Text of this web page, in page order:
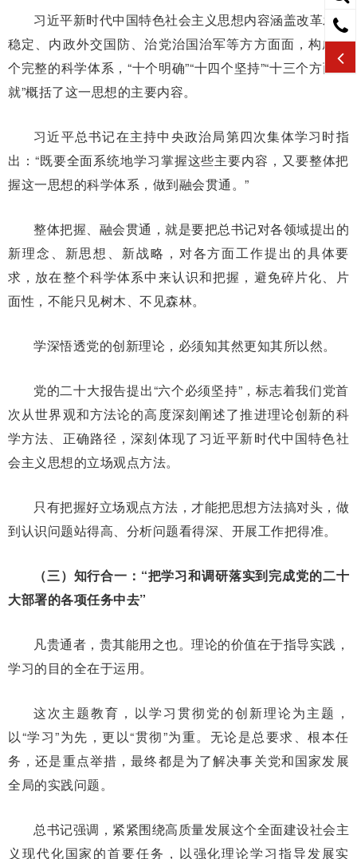
习近平新时代中国特色社会主义思想内容涵盖改革发展
稳定、内政外交国防、治党治国治军等方方面面，构成一
个完整的科学体系，“十个明确”“十四个坚持”“十三个方面成
就”概括了这一思想的主要内容。
习近平总书记在主持中央政治局第四次集体学习时指
出：“既要全面系统地学习掌握这些主要内容，又要整体把
握这一思想的科学体系，做到融会贯通。”
整体把握、融会贯通，就是要把总书记对各领域提出的
新理念、新思想、新战略，对各方面工作提出的具体要
求，放在整个科学体系中来认识和把握，避免碎片化、片
面性，不能只见树木、不见森林。
学深悟透党的创新理论，必须知其然更知其所以然。
党的二十大报告提出“六个必须坚持”，标志着我们党首
次从世界观和方法论的高度深刻阐述了推进理论创新的科
学方法、正确路径，深刻体现了习近平新时代中国特色社
会主义思想的立场观点方法。
只有把握好立场观点方法，才能把思想方法搞对头，做
到认识问题站得高、分析问题看得深、开展工作把得准。
（三）知行合一：“把学习和调研落实到完成党的二十
大部署的各项任务中去”
凡贵通者，贵其能用之也。理论的价值在于指导实践，
学习的目的全在于运用。
这次主题教育，以学习贯彻党的创新理论为主题，
以“学习”为先，更以“贯彻”为重。无论是总要求、根本任
务，还是重点举措，最终都是为了解决事关党和国家发展
全局的实践问题。
总书记强调，紧紧围绕高质量发展这个全面建设社会主
义现代化国家的首要任务，以强化理论学习指导发展实